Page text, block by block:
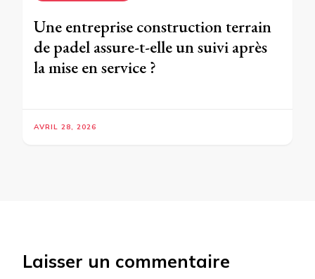
Une entreprise construction terrain
de padel assure-t-elle un suivi après
la mise en service ?
AVRIL 28, 2026
Laisser un commentaire